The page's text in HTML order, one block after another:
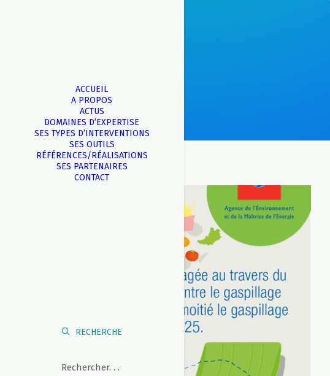
ACCUEIL
A PROPOS
ACTUS
DOMAINES D’EXPERTISE
SES TYPES D’INTERVENTIONS
SES OUTILS
RÉFÉRENCES/RÉALISATIONS
SES PARTENAIRES
CONTACT
RECHERCHE